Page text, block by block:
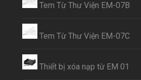
Tem Từ Thư Viện EM-07B
Tem Từ Thư Viện EM-07C
Thiết bị xóa nạp từ EM 01